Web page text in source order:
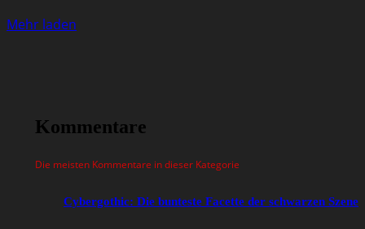
Mehr laden
Kommentare
Die meisten Kommentare in dieser Kategorie
Cybergothic: Die bunteste Facette der schwarzen Szene